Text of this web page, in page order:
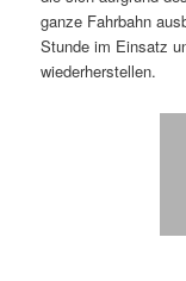
ganze Fahrbahn
Stunde im Einsatz
wiederherstellen.